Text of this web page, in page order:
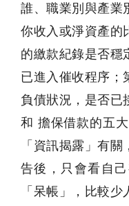
誰、職業別與產業
你收入或淨資產的
的繳款紀錄是否穩
已進入催收程序；
負債狀況，是否已
和 擔保借款的五
「資訊揭露」有
告後，只會看自
「呆帳」，比較